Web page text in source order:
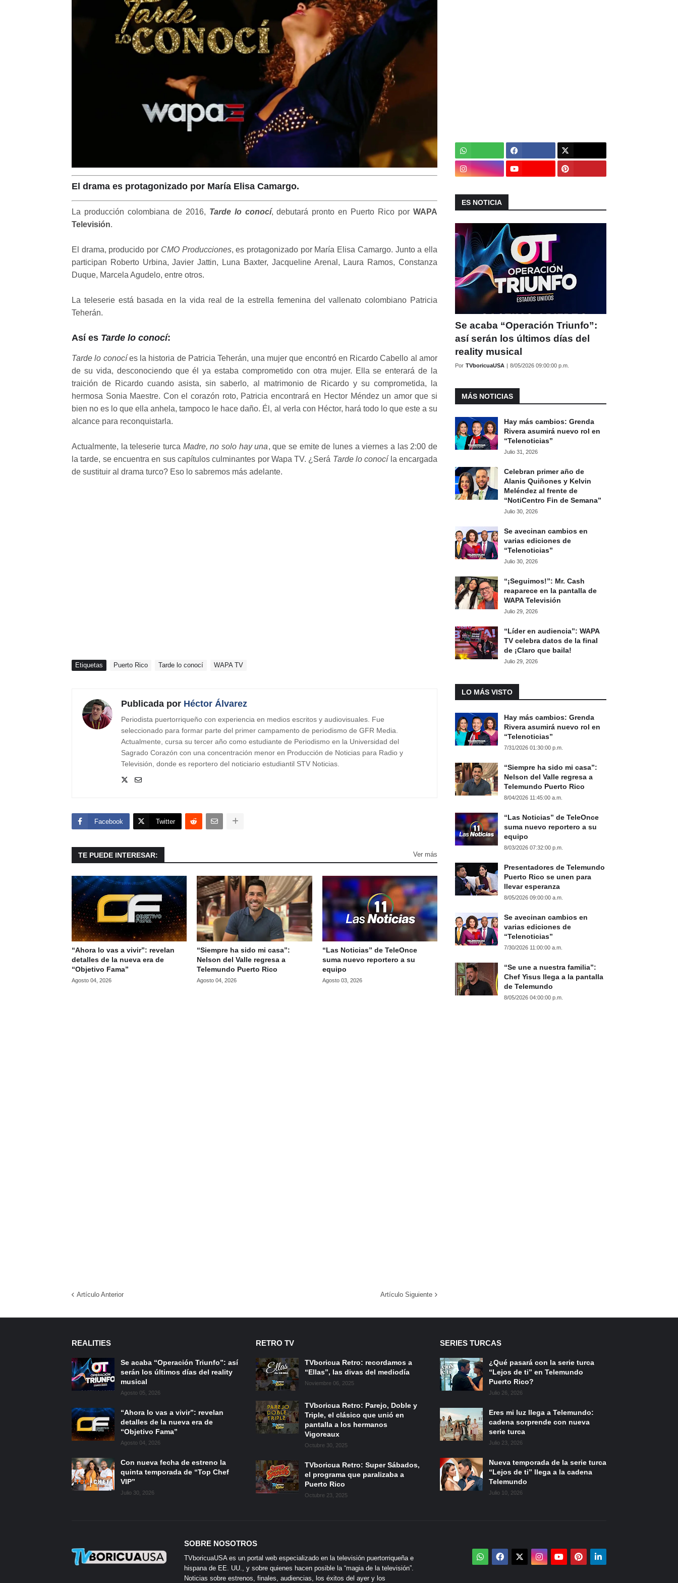
El drama es protagonizado por María Elisa Camargo.
La producción colombiana de 2016, Tarde lo conocí, debutará pronto en Puerto Rico porWAPA
Televisión.
El drama, producido por CMO Producciones, es protagonizado por María Elisa Camargo. Junto a ella
participan Roberto Urbina, Javier Jattin, Luna Baxter, Jacqueline Arenal, Laura Ramos, Constanza
Duque, Marcela Agudelo, entre otros.
La teleserie está basada en la vida real de la estrella femenina del vallenato colombiano Patricia
Teherán.
Así es Tarde lo conocí:
Tarde lo conocíes la historia de Patricia Teherán, una mujer que encontró en Ricardo Cabello al amor
de su vida, desconociendo que él ya estaba comprometido con otra mujer. Ella se enterará de la
traición de Ricardo cuando asista, sin saberlo, al matrimonio de Ricardo y su comprometida, la
hermosa Sonia Maestre. Con el corazón roto, Patricia encontrará en Hector Méndez un amor que si
bien no es lo que ella anhela, tampoco le hace daño. Él, al verla con Héctor, hará todo lo que este a su
alcance para reconquistarla.
Actualmente, la teleserie turca Madre, no solo hay una, que se emite de lunes a viernes a las 2:00 de
la tarde, se encuentra en sus capítulos culminantes por Wapa TV. ¿Será Tarde lo conocíla encargada
de sustituir al drama turco? Eso lo sabremos más adelante.
Etiquetas Puerto Rico Tarde lo conocí WAPA TV
Publicada por Héctor Álvarez
Periodista puertorriqueño con experiencia en medios escritos y audiovisuales. Fue
seleccionado para formar parte del primer campamento de periodismo de GFR Media.
Actualmente, cursa su tercer año como estudiante de Periodismo en la Universidad del
Sagrado Corazón con una concentración menor en Producción de Noticias para Radio y
Televisión, donde es reportero del noticiario estudiantil STV Noticias.
Facebook Twitter
TE PUEDE INTERESAR: Ver más
“Ahora lo vas a vivir”: revelan
detalles de la nueva era de
“Objetivo Fama”
Agosto 04, 2026
“Siempre ha sido mi casa”:
Nelson del Valle regresa a
Telemundo Puerto Rico
Agosto 04, 2026
“Las Noticias” de TeleOnce
suma nuevo reportero a su
equipo
Agosto 03, 2026
Artículo Anterior Artículo Siguiente
ES NOTICIA
Se acaba “Operación Triunfo”:
así serán los últimos días del
reality musical
Por TVboricuaUSA | 8/05/2026 09:00:00 p.m.
MÁS NOTICIAS
Hay más cambios: Grenda
Rivera asumirá nuevo rol en
“Telenoticias”
Julio 31, 2026
Celebran primer año de
Alanis Quiñones y Kelvin
Meléndez al frente de
“NotiCentro Fin de Semana”
Julio 30, 2026
Se avecinan cambios en
varias ediciones de
“Telenoticias”
Julio 30, 2026
“¡Seguimos!”: Mr. Cash
reaparece en la pantalla de
WAPA Televisión
Julio 29, 2026
“Líder en audiencia”: WAPA
TV celebra datos de la final
de ¡Claro que baila!
Julio 29, 2026
LO MÁS VISTO
Hay más cambios: Grenda
Rivera asumirá nuevo rol en
“Telenoticias”
7/31/2026 01:30:00 p.m.
“Siempre ha sido mi casa”:
Nelson del Valle regresa a
Telemundo Puerto Rico
8/04/2026 11:45:00 a.m.
“Las Noticias” de TeleOnce
suma nuevo reportero a su
equipo
8/03/2026 07:32:00 p.m.
Presentadores de Telemundo
Puerto Rico se unen para
llevar esperanza
8/05/2026 09:00:00 a.m.
Se avecinan cambios en
varias ediciones de
“Telenoticias”
7/30/2026 11:00:00 a.m.
“Se une a nuestra familia”:
Chef Yisus llega a la pantalla
de Telemundo
8/05/2026 04:00:00 p.m.
REALITIES
Se acaba “Operación Triunfo”: así
serán los últimos días del reality
musical
Agosto 05, 2026
“Ahora lo vas a vivir”: revelan
detalles de la nueva era de
“Objetivo Fama”
Agosto 04, 2026
Con nueva fecha de estreno la
quinta temporada de “Top Chef
VIP”
Julio 30, 2026
RETRO TV
TVboricua Retro: recordamos a
“Ellas”, las divas del mediodía
Noviembre 06, 2025
TVboricua Retro: Parejo, Doble y
Triple, el clásico que unió en
pantalla a los hermanos
Vigoreaux
Octubre 30, 2025
TVboricua Retro: Super Sábados,
el programa que paralizaba a
Puerto Rico
Octubre 23, 2025
SERIES TURCAS
¿Qué pasará con la serie turca
“Lejos de ti” en Telemundo
Puerto Rico?
Julio 26, 2026
Eres mi luz llega a Telemundo:
cadena sorprende con nueva
serie turca
Julio 23, 2026
Nueva temporada de la serie turca
“Lejos de ti” llega a la cadena
Telemundo
Julio 10, 2026
SOBRE NOSOTROS
TVboricuaUSA es un portal web especializado en la televisión puertorriqueña e
hispana de EE. UU., y sobre quienes hacen posible la “magia de la televisión”.
Noticias sobre estrenos, finales, audiencias, los éxitos del ayer y los